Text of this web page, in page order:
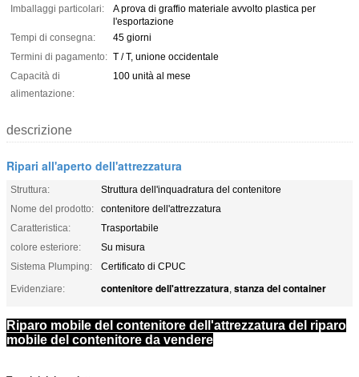
Imballaggi particolari:
A prova di graffio materiale avvolto plastica per
l'esportazione
Tempi di consegna:
45 giorni
Termini di pagamento: T / T, unione occidentale
Capacità di
alimentazione:
100 unità al mese
descrizione
Ripari all'aperto dell'attrezzatura
Struttura:
Struttura dell'inquadratura del contenitore
Nome del prodotto:
contenitore dell'attrezzatura
Caratteristica:
Trasportabile
colore esteriore:
Su misura
Sistema Plumping:
Certificato di CPUC
Evidenziare:
contenitore dell'attrezzatura, stanza del container
Riparo mobile del contenitore dell'attrezzatura del riparo
mobile del contenitore da vendere